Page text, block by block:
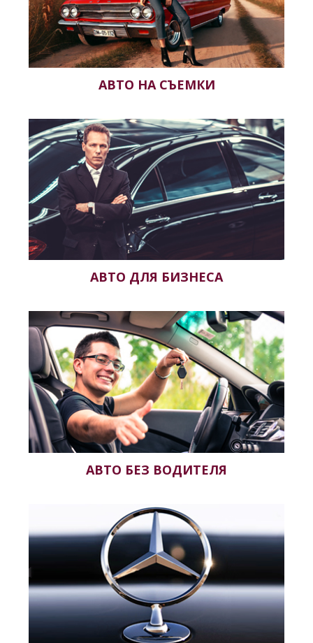
АВТО НА СЪЕМКИ
АВТО ДЛЯ БИЗНЕСА
АВТО БЕЗ ВОДИТЕЛЯ